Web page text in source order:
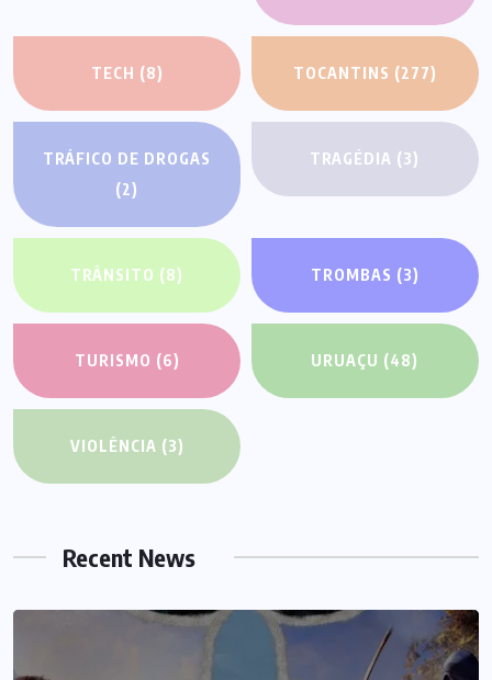
TECH (8) TOCANTINS (277)
TRÁFICO DE DROGAS
(2)
TRAGÉDIA (3)
TRÂNSITO (8) TROMBAS (3)
TURISMO (6) URUAÇU (48)
VIOLÊNCIA (3)
Recent News